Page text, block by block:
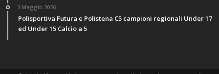
3 Maggio 2026
Polisportiva Futura e Polistena C5 campioni regionali Under 17
ed Under 15 Calcio a 5